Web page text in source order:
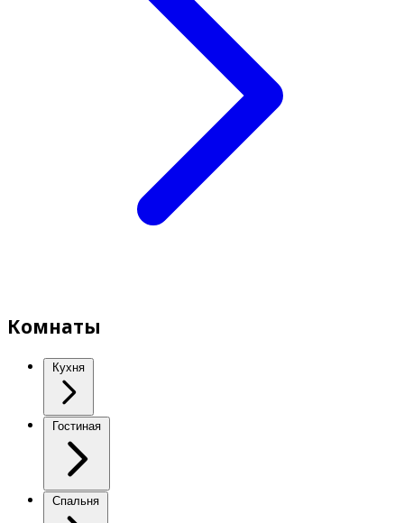
Комнаты
Кухня
Гостиная
Спальня